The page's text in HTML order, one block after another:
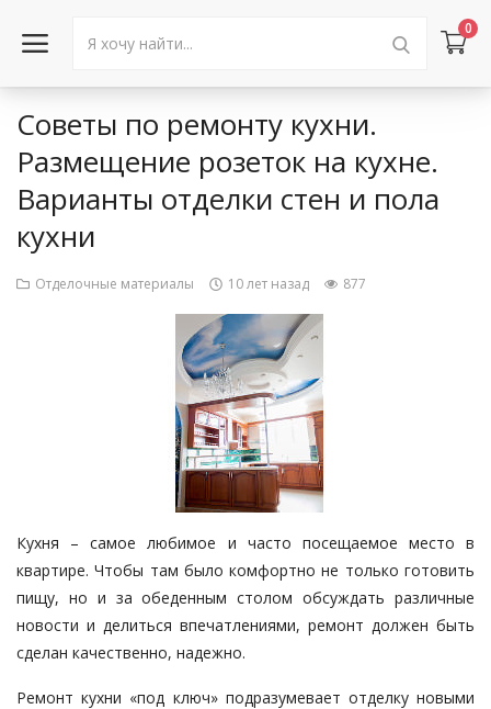
0
Войти в аккаунт
Каталог товаров
Акции
Новости
Советы по ремонту кухни.
Размещение розеток на кухне.
Варианты отделки стен и пола
кухни
Отделочные материалы 10 лет назад 877
Кухня – самое любимое и часто посещаемое место в
квартире. Чтобы там было комфортно не только готовить
пищу, но и за обеденным столом обсуждать различные
новости и делиться впечатлениями, ремонт должен быть
сделан качественно, надежно.
Ремонт кухни «под ключ» подразумевает отделку новыми